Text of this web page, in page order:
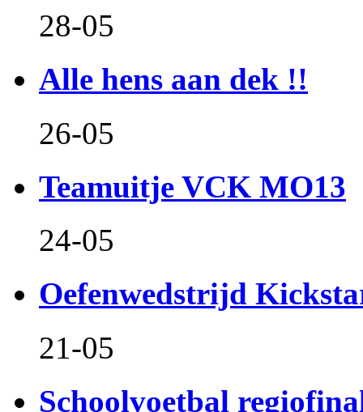
28-05
Alle hens aan dek !!
26-05
Teamuitje VCK MO13
24-05
Oefenwedstrijd
21-05
Schoolvoetbal